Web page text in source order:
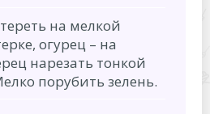
на мелкой
огурец – на
нарезать тонкой
порубить зелень.